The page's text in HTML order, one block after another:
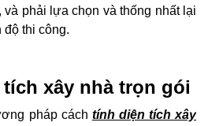
và phải lựa chọn và thống nhất lại
độ thi công.
xây nhà trọn gói
pháp cách tính diện tích xây